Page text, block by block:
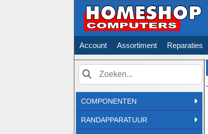
Account Assortiment Reparaties
Zoek
COMPONENTEN
RANDAPPARATUUR